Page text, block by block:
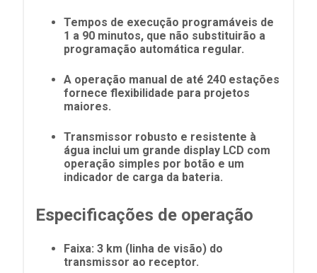
Tempos de execução programáveis de
1 a 90 minutos, que não substituirão a
programação automática regular.
A operação manual de até 240 estações
fornece flexibilidade para projetos
maiores.
Transmissor robusto e resistente à
água inclui um grande display LCD com
operação simples por botão e um
indicador de carga da bateria.
Especificações de operação
Faixa: 3 km (linha de visão) do
transmissor ao receptor.